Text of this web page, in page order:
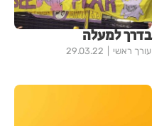
בדרך למעלה
עורך ראשי 29.03.22